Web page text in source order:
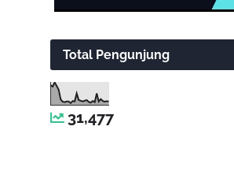
Total Pengunjung
31,477